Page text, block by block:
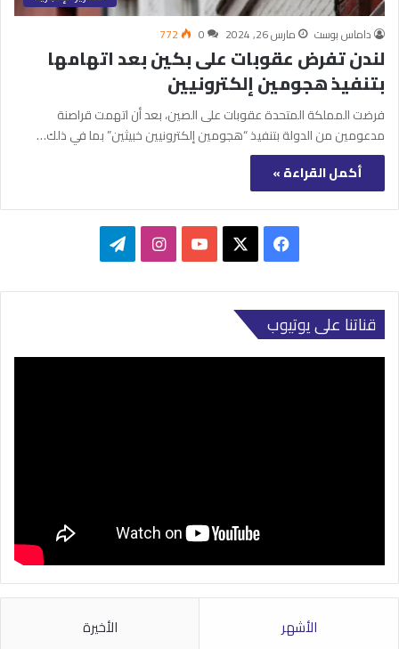
داماس بوست مارس 26, 2024 0
772
لندن تفرض عقوبات على بكين بعد اتهامها
بتنفيذ هجومين إلكترونيين
فرضت المملكة المتحدة عقوبات على الصين، بعد أن اتهمت قراصنة
مدعومين من الدولة بتنفيذ “هجومين إلكترونيين خبيثين” بما في ذلك…
أكمل القراءة »
فيسبوك ‫YouTubeانستقرامتيلقرام
قناتنا على يوتيوب
الأشهر الأخيرة